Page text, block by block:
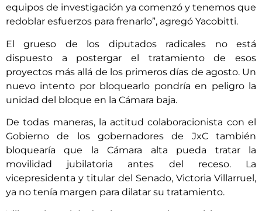
equipos de investigación ya comenzó y tenemos que
redoblar esfuerzos para frenarlo”, agregó Yacobitti.
El grueso de los diputados radicales no está
dispuesto a postergar el tratamiento de esos
proyectos más allá de los primeros días de agosto. Un
nuevo intento por bloquearlo pondría en peligro la
unidad del bloque en la Cámara baja.
De todas maneras, la actitud colaboracionista con el
Gobierno de los gobernadores de JxC también
bloquearía que la Cámara alta pueda tratar la
movilidad jubilatoria antes del receso. La
vicepresidenta y titular del Senado, Victoria Villarruel,
ya no tenía margen para dilatar su tratamiento.